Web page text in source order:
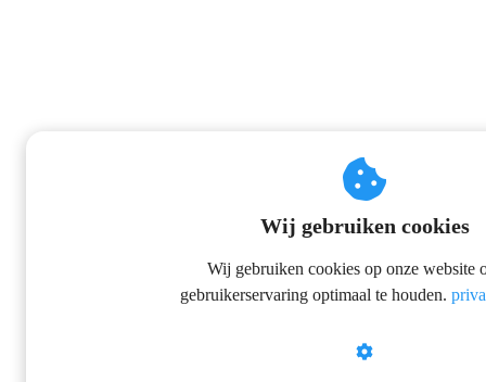
Wij gebruiken cookies
Wij gebruiken cookies op onze website
gebruikerservaring optimaal te houden.